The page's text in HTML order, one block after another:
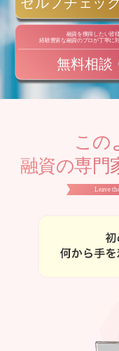
融資を獲得したい皆
経験豊富な融資のプロが丁寧に
無料相談
この
融資の専門
Leave